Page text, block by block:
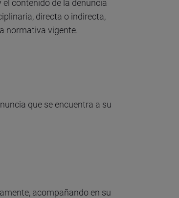
contenido de la denuncia
directa o indirecta,
normativa vigente.
que se encuentra a su
acompañando en su